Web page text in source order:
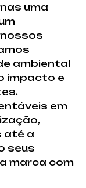
uma
ambiental
impacto e
em
até a
seus
marca com